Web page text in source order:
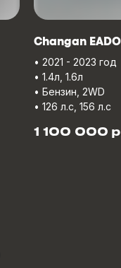
Changan EADO
• 2021 - 2023 год
• 1.4л, 1.6л
• Бензин, 2WD
• 126 л.с, 156 л.с
1 100 000